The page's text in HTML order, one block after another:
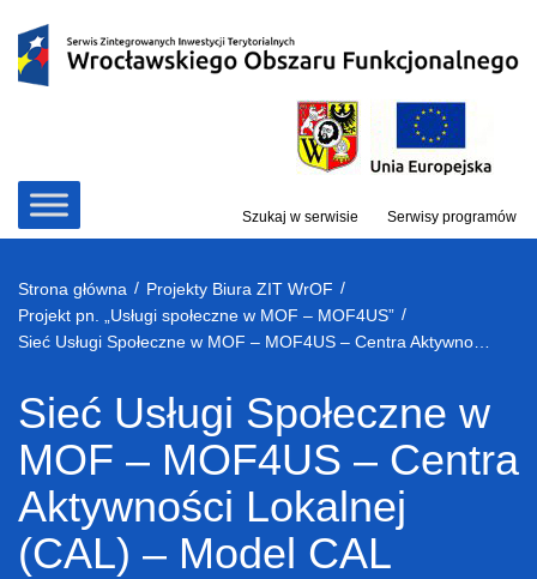
treści
Szukaj w serwisie Serwisy programów
Strona główna / Projekty Biura ZIT WrOF /
Projekt pn. „Usługi społeczne w MOF – MOF4US” /
Sieć Usługi Społeczne w
MOF – MOF4US – Centra
Aktywności Lokalnej
(CAL) – Model CAL